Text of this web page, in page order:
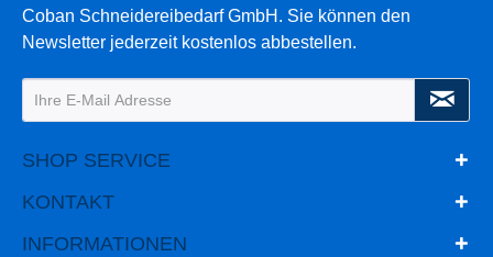
Coban Schneidereibedarf GmbH. Sie können den
Newsletter jederzeit kostenlos abbestellen.
SHOP SERVICE
KONTAKT
INFORMATIONEN